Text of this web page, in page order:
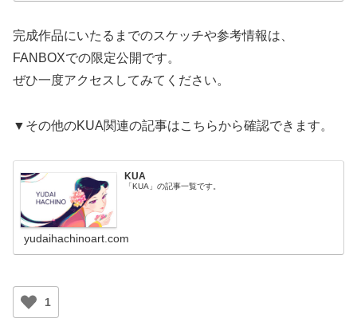
完成作品にいたるまでのスケッチや参考情報は、
FANBOXでの限定公開です。
ぜひ一度アクセスしてみてください。
▼その他のKUA関連の記事はこちらから確認できます。
KUA
「KUA」の記事一覧です。
yudaihachinoart.com
1